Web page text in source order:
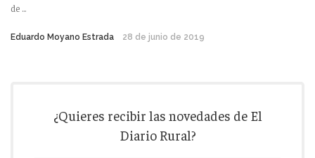
de ...
Eduardo Moyano Estrada 28 de junio de 2019
¿Quieres recibir las novedades de El
Diario Rural?